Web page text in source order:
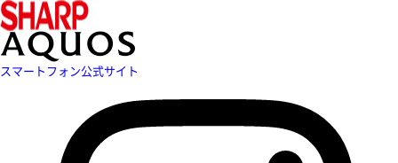
スマートフォン公式サイト